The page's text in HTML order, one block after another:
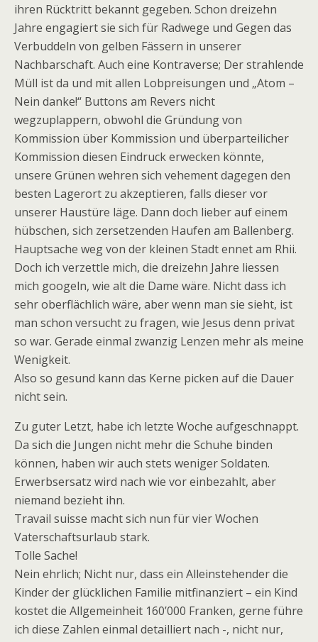
ihren Rücktritt bekannt gegeben. Schon dreizehn
Jahre engagiert sie sich für Radwege und Gegen das
Verbuddeln von gelben Fässern in unserer
Nachbarschaft. Auch eine Kontraverse; Der strahlende
Müll ist da und mit allen Lobpreisungen und „Atom –
Nein danke!“ Buttons am Revers nicht
wegzuplappern, obwohl die Gründung von
Kommission über Kommission und überparteilicher
Kommission diesen Eindruck erwecken könnte,
unsere Grünen wehren sich vehement dagegen den
besten Lagerort zu akzeptieren, falls dieser vor
unserer Haustüre läge. Dann doch lieber auf einem
hübschen, sich zersetzenden Haufen am Ballenberg.
Hauptsache weg von der kleinen Stadt ennet am Rhii.
Doch ich verzettle mich, die dreizehn Jahre liessen
mich googeln, wie alt die Dame wäre. Nicht dass ich
sehr oberflächlich wäre, aber wenn man sie sieht, ist
man schon versucht zu fragen, wie Jesus denn privat
so war. Gerade einmal zwanzig Lenzen mehr als meine
Wenigkeit.
Also so gesund kann das Kerne picken auf die Dauer
nicht sein.
Zu guter Letzt, habe ich letzte Woche aufgeschnappt.
Da sich die Jungen nicht mehr die Schuhe binden
können, haben wir auch stets weniger Soldaten.
Erwerbsersatz wird nach wie vor einbezahlt, aber
niemand bezieht ihn.
Travail suisse macht sich nun für vier Wochen
Vaterschaftsurlaub stark.
Tolle Sache!
Nein ehrlich; Nicht nur, dass ein Alleinstehender die
Kinder der glücklichen Familie mitfinanziert – ein Kind
kostet die Allgemeinheit 160’000 Franken, gerne führe
ich diese Zahlen einmal detailliert nach -, nicht nur,